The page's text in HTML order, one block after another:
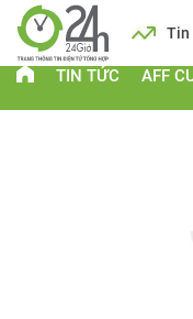
Lịch Tin
TIN TỨC AFF